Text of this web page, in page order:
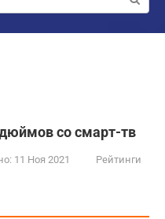
со смарт-тв
11 Ноя 2021
Рейтинги